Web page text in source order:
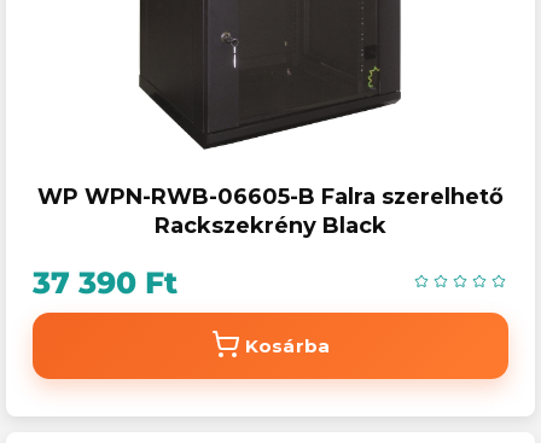
WP WPN-RWB-06605-B Falra szerelhető
Rackszekrény Black
37 390 Ft
Kosárba